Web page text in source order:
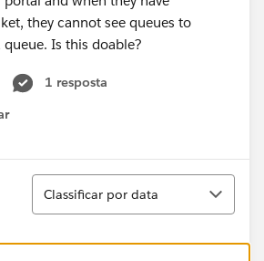
they cannot see queues to
Is this doable?
1 resposta
Classificar
Classificar por data